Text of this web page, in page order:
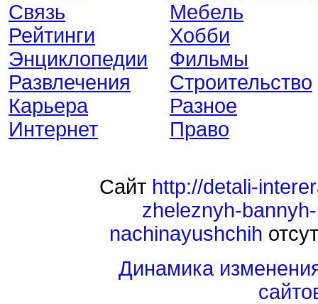
Связь
Рейтинги
Энциклопедии
Развлечения
Карьера
Интернет
Мебель
Хобби
Фильмы
Строительство
Разное
Право
Сайт http://detali-
zheleznyh-
nachinayushchih
Динамика